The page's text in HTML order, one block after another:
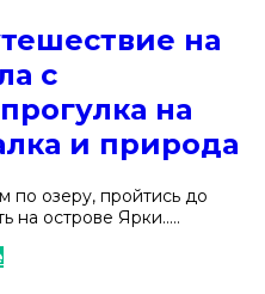
на
с
на
и природа
по озеру, пройтись до
на острове Ярки.....